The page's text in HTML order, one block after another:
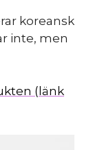
koreansk
inte, men
(länk